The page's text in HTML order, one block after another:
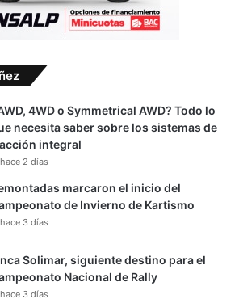
4WD o Symmetrical AWD? Todo lo
necesita saber sobre los sistemas de
integral
hace 2 días
marcaron el inicio del
de Invierno de Kartismo
hace 3 días
Solimar, siguiente destino para el
Nacional de Rally
hace 3 días